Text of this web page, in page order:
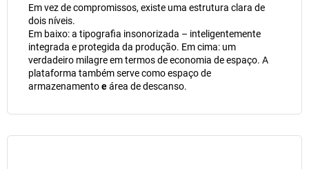
Em vez de compromissos, existe uma estrutura clara de
dois níveis.
Em baixo: a tipografia insonorizada – inteligentemente
integrada e protegida da produção. Em cima: um
verdadeiro milagre em termos de economia de espaço. A
plataforma também serve como espaço de
armazenamentoeárea de descanso.